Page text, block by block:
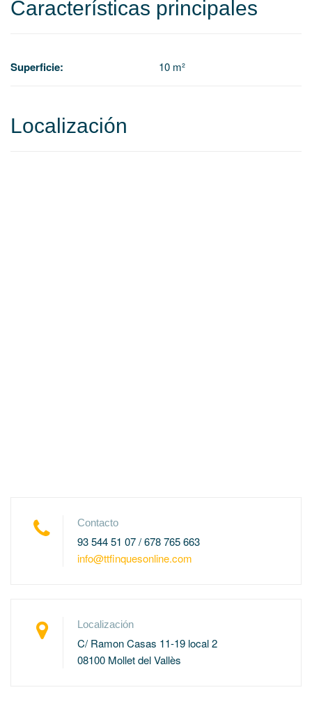
Características principales
Superficie: 10 m²
Localización
Contacto
93 544 51 07 / 678 765 663
info@ttfinquesonline.com
Localización
C/ Ramon Casas 11-19 local 2
08100 Mollet del Vallès